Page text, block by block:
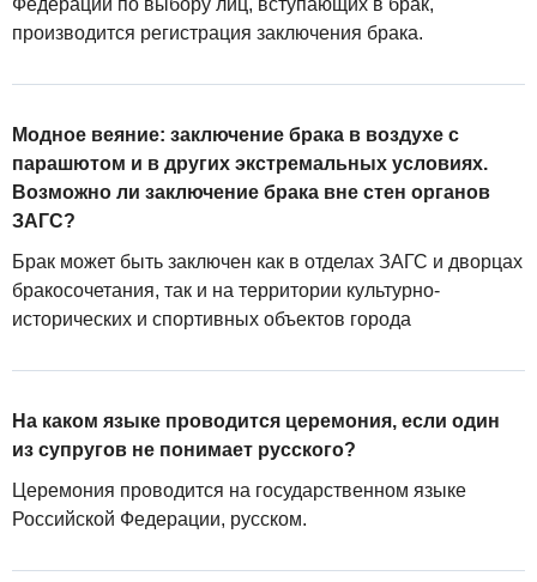
производится регистрация заключения брака.
Модное веяние: заключение брака в воздухе с
парашютом и в других экстремальных условиях.
Возможно ли заключение брака вне стен органов
ЗАГС?
Брак может быть заключен как в отделах ЗАГС и дворцах
бракосочетания, так и на территории культурно-
исторических и спортивных объектов города
На каком языке проводится церемония, если один
из супругов не понимает русского?
Церемония проводится на государственном языке
Российской Федерации, русском.